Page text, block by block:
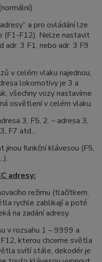
a pro ovládání lze
(F1-F12). Nelze nastavit
3 F1, nebo adr. 3 F9
v celém vlaku najednou,
lokomotivy je 3 a
všechny vozy nastavíme
osvětlení v celém vlaku.
3, F5, 2. – adresa 3,
F7 atd....
jinou funkční klávesou (F5,
adresy:
režimu (tlačítkem,
rychle zablikají a poté
na zadání adresy.
v rozsahu 1 – 9999 a
kterou chceme světla
svítí stále, dekodér je